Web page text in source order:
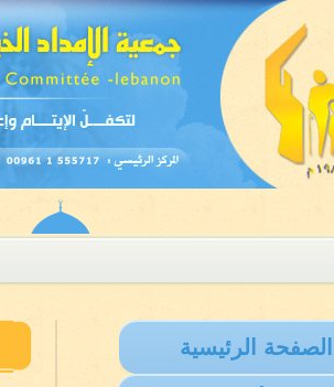
الصفحة الرئيسية